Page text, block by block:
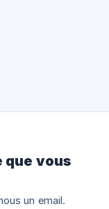
que vous
un email.